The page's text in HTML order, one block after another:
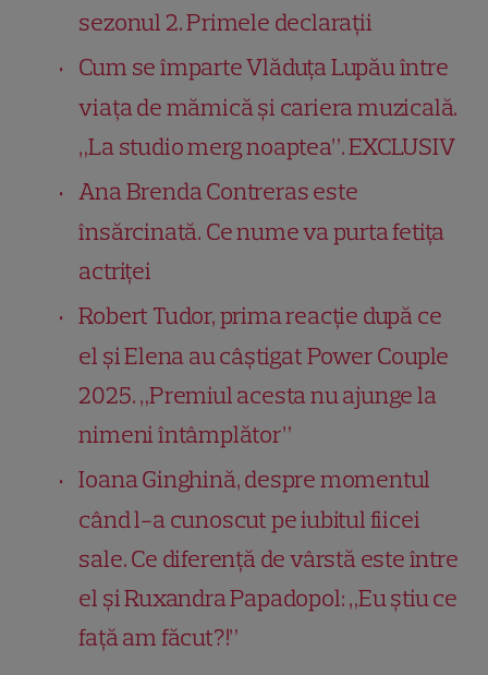
sezonul 2. Primele declarații
Cum se împarte Vlăduța Lupău între
viața de mămică și cariera muzicală.
„La studio merg noaptea”. EXCLUSIV
Ana Brenda Contreras este
însărcinată. Ce nume va purta fetița
actriței
Robert Tudor, prima reacție după ce
el și Elena au câștigat Power Couple
2025. „Premiul acesta nu ajunge la
nimeni întâmplător”
Ioana Ginghină, despre momentul
când l-a cunoscut pe iubitul fiicei
sale. Ce diferență de vârstă este între
el și Ruxandra Papadopol: „Eu știu ce
față am făcut?!”